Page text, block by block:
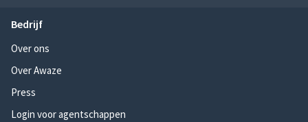
Bedrijf
Over ons
Over Awaze
Press
Login voor agentschappen